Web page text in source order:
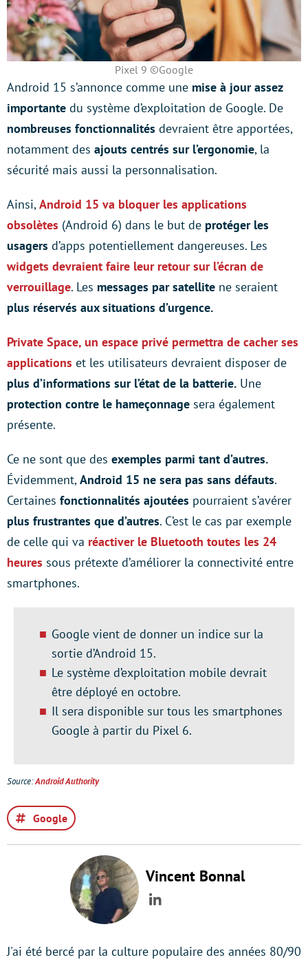
Pixel 9 ©Google
Android 15 s’annonce comme une mise à jour assez
importante du système d’exploitation de Google. De
nombreuses fonctionnalités devraient être apportées,
notamment des ajouts centrés sur l’ergonomie, la
sécurité mais aussi la personnalisation.
Ainsi, Android 15 va bloquer les applications
obsolètes (Android 6) dans le but de protéger les
usagers d’apps potentiellement dangereuses. Les
widgets devraient faire leur retour sur l’écran de
verrouillage. Les messages par satellite ne seraient
plus réservés aux situations d’urgence.
Private Space, un espace privé permettra de cacher ses
applications et les utilisateurs devraient disposer de
plus d’informations sur l’état de la batterie. Une
protection contre le hameçonnage sera également
présente.
Ce ne sont que des exemples parmi tant d’autres.
Évidemment, Android 15 ne sera pas sans défauts.
Certaines fonctionnalités ajoutées pourraient s’avérer
plus frustrantes que d’autres. C’est le cas par exemple
de celle qui va réactiver le Bluetooth toutes les 24
heures sous prétexte d’améliorer la connectivité entre
smartphones.
Google vient de donner un indice sur la
sortie d’Android 15.
Le système d’exploitation mobile devrait
être déployé en octobre.
Il sera disponible sur tous les smartphones
Google à partir du Pixel 6.
Source:Android Authority
Google
Vincent Bonnal
LinkedIn
J'ai été bercé par la culture populaire des années 80/90